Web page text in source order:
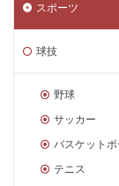
スポーツ
球技
野球
サッカー
バスケット
テニス